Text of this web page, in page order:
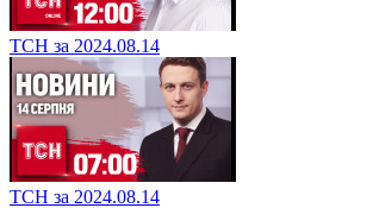
ТСН за 2024.08.14
ТСН за 2024.08.14